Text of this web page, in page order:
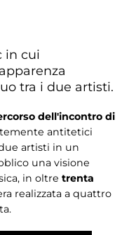
in cui
tra i due artisti.
dell'incontro di
antitetici
artisti in un
una visione
in oltre trenta
realizzata a quattro